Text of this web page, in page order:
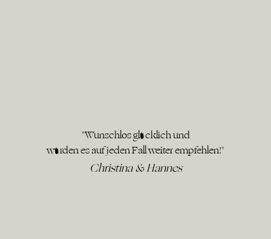
"Wunschlos glücklich und
würden es auf jeden Fall weiter empfehlen!"
Christina & Hannes